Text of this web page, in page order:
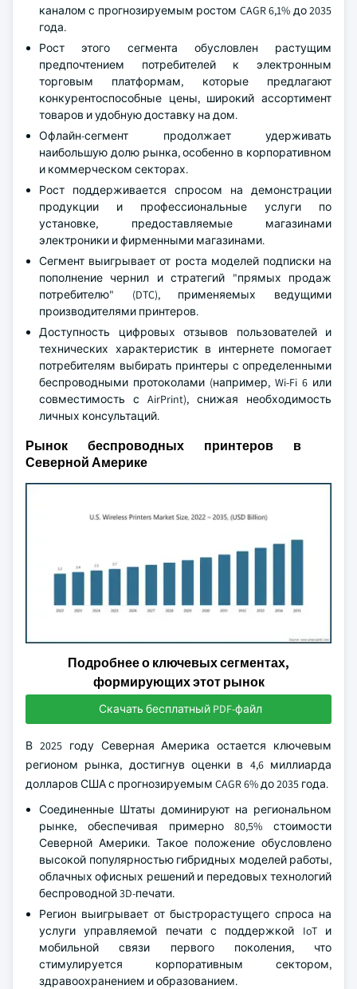
каналом с прогнозируемым ростом CAGR 6,1% до 2035
года.
Рост этого сегмента обусловлен растущим
предпочтением потребителей к электронным
торговым платформам, которые предлагают
конкурентоспособные цены, широкий ассортимент
товаров и удобную доставку на дом.
Офлайн-сегмент продолжает удерживать
наибольшую долю рынка, особенно в корпоративном
и коммерческом секторах.
Рост поддерживается спросом на демонстрации
продукции и профессиональные услуги по
установке, предоставляемые магазинами
электроники и фирменными магазинами.
Сегмент выигрывает от роста моделей подписки на
пополнение чернил и стратегий "прямых продаж
потребителю" (DTC), применяемых ведущими
производителями принтеров.
Доступность цифровых отзывов пользователей и
технических характеристик в интернете помогает
потребителям выбирать принтеры с определенными
беспроводными протоколами (например, Wi-Fi 6 или
совместимость с AirPrint), снижая необходимость
личных консультаций.
Рынок беспроводных принтеров в
Северной Америке
Подробнее о ключевых сегментах,
формирующих этот рынок
Скачать бесплатный PDF-файл
В 2025 году Северная Америка остается ключевым
регионом рынка, достигнув оценки в 4,6 миллиарда
долларов США с прогнозируемым CAGR 6% до 2035 года.
Соединенные Штаты доминируют на региональном
рынке, обеспечивая примерно 80,5% стоимости
Северной Америки. Такое положение обусловлено
высокой популярностью гибридных моделей работы,
облачных офисных решений и передовых технологий
беспроводной 3D-печати.
Регион выигрывает от быстрорастущего спроса на
услуги управляемой печати с поддержкой IoT и
мобильной связи первого поколения, что
стимулируется корпоративным сектором,
здравоохранением и образованием.